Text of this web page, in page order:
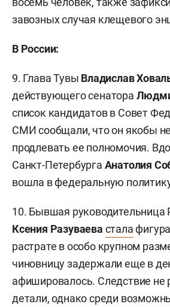
завозных случая клещевого
В России:
9. Глава Тувы Владислав
действующего сенатора
список кандидатов в Совет
СМИ сообщали, что он якобы
продлевать ее полномочия.
Санкт-Петербурга Анатолия
вошла в федеральную
10. Бывшая руководительница
Ксения Разуваева стала
растрате в особо крупном
чиновницу задержали еще в
афишировалось. Следствие не
детали, однако среди